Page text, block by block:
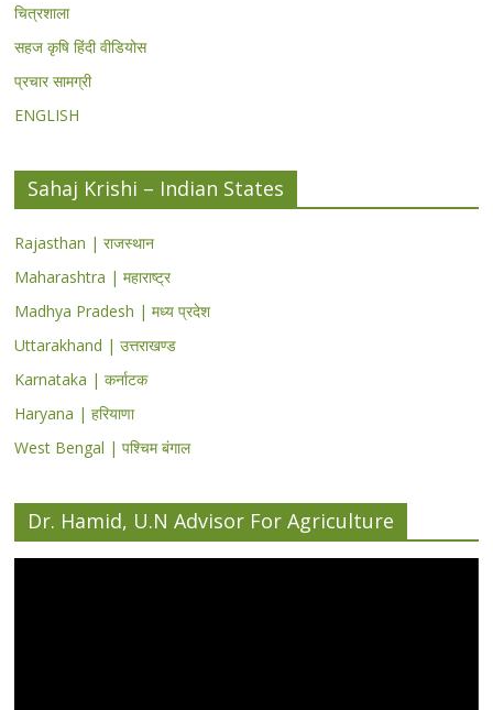
चित्रशाला
सहज कृषि हिंदी वीडियोस
प्रचार सामग्री
ENGLISH
Sahaj Krishi – Indian States
Rajasthan | राजस्थान
Maharashtra | महाराष्ट्र
Madhya Pradesh | मध्य प्रदेश
Uttarakhand | उत्तराखण्ड
Karnataka | कर्नाटक
Haryana | हरियाणा
West Bengal | पश्चिम बंगाल
Dr. Hamid, U.N Advisor For Agriculture